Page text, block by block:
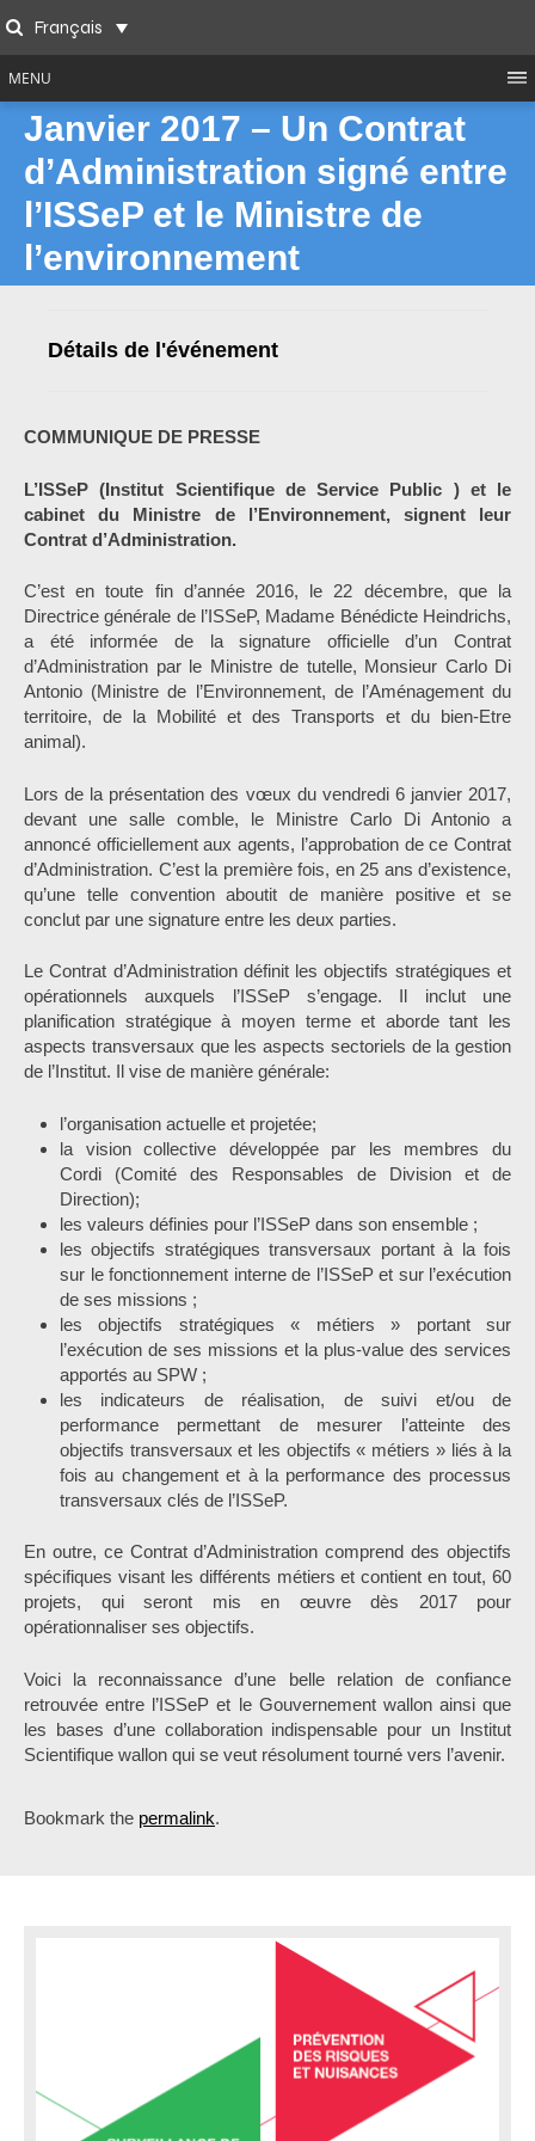
to
content
SearchFrançais
MENU
Janvier 2017 – Un Contrat
d’Administration signé entre
l’ISSeP et le Ministre de
l’environnement
Détails de l'événement
COMMUNIQUE DE PRESSE
L’ISSeP (Institut Scientifique de Service Public ) et le
cabinet du Ministre de l’Environnement, signent leur
Contrat d’Administration.
C’est en toute fin d’année 2016, le 22 décembre, que la
Directrice générale de l’ISSeP, Madame Bénédicte Heindrichs,
a été informée de la signature officielle d’un Contrat
d’Administration par le Ministre de tutelle, Monsieur Carlo Di
Antonio (Ministre de l’Environnement, de l’Aménagement du
territoire, de la Mobilité et des Transports et du bien-Etre
animal).
Lors de la présentation des vœux du vendredi 6 janvier 2017,
devant une salle comble, le Ministre Carlo Di Antonio a
annoncé officiellement aux agents, l’approbation de ce Contrat
d’Administration. C’est la première fois, en 25 ans d’existence,
qu’une telle convention aboutit de manière positive et se
conclut par une signature entre les deux parties.
Le Contrat d’Administration définit les objectifs stratégiques et
opérationnels auxquels l’ISSeP s’engage. Il inclut une
planification stratégique à moyen terme et aborde tant les
aspects transversaux que les aspects sectoriels de la gestion
de l’Institut. Il vise de manière générale:
l’organisation actuelle et projetée;
la vision collective développée par les membres du
Cordi (Comité des Responsables de Division et de
Direction);
les valeurs définies pour l’ISSeP dans son ensemble ;
les objectifs stratégiques transversaux portant à la fois
sur le fonctionnement interne de l’ISSeP et sur l’exécution
de ses missions ;
les objectifs stratégiques « métiers » portant sur
l’exécution de ses missions et la plus-value des services
apportés au SPW ;
les indicateurs de réalisation, de suivi et/ou de
performance permettant de mesurer l’atteinte des
objectifs transversaux et les objectifs « métiers » liés à la
fois au changement et à la performance des processus
transversaux clés de l’ISSeP.
En outre, ce Contrat d’Administration comprend des objectifs
spécifiques visant les différents métiers et contient en tout, 60
projets, qui seront mis en œuvre dès 2017 pour
opérationnaliser ses objectifs.
Voici la reconnaissance d’une belle relation de confiance
retrouvée entre l’ISSeP et le Gouvernement wallon ainsi que
les bases d’une collaboration indispensable pour un Institut
Scientifique wallon qui se veut résolument tourné vers l’avenir.
Bookmark the permalink.
a